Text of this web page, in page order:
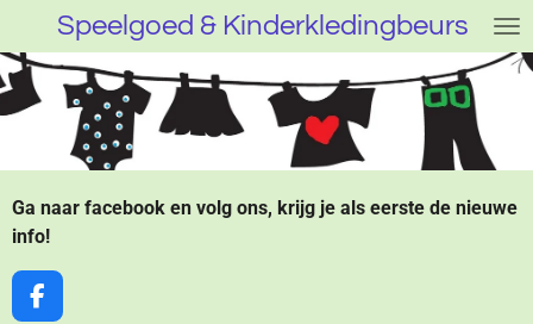
direct
naar
de
hoofdinhoud
Speelgoed & Kinderkledingbeurs
Ga naar facebook en volg ons, krijg je als eerste de nieuwe
info!
F